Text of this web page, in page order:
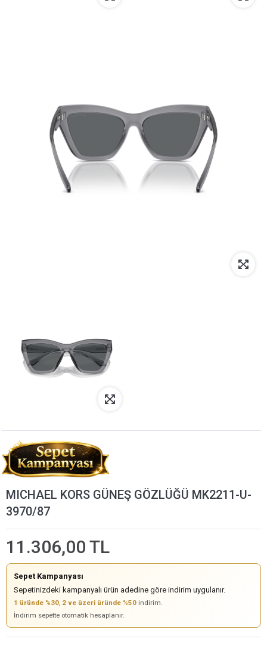
MICHAEL KORS GÜNEŞ GÖZLÜĞÜ MK2211-U-
3970/87
11.306,00 TL
Sepet Kampanyası
Sepetinizdeki kampanyalı ürün adedine göre indirim uygulanır.
1 üründe %30, 2 ve üzeri üründe %50 indirim.
İndirim sepette otomatik hesaplanır.